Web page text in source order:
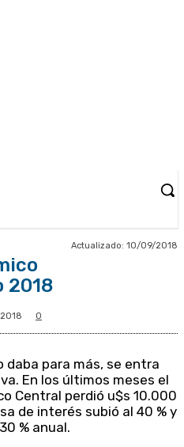
Actualizado: 10/09/2018
2018
0
daba para más, se entra
En los últimos meses el
Central perdió u$s 10.000
de interés subió al 40 % y
% anual.